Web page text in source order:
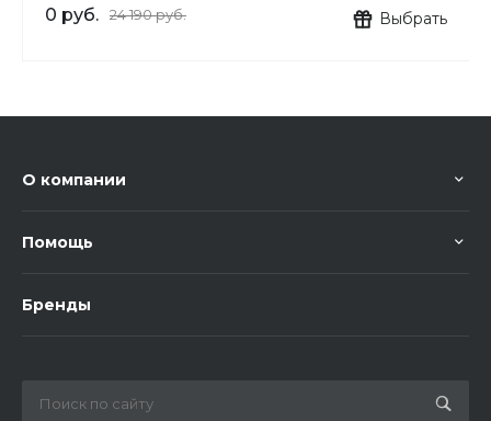
0 руб. 24 190 руб. Выбрать
О компании
Помощь
Бренды